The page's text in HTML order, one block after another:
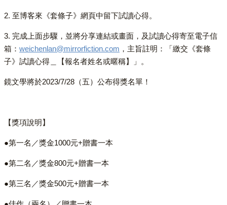
2. 至博客來《套條子》網頁中留下試讀心得。
3. 完成上面步驟，並將分享連結或畫面，及試讀心得寄至電子信
箱： weichenlan@mirrorfiction.com ，主旨註明：「繳交《套條
子》試讀心得＿【報名者姓名或暱稱】」。
鏡文學將於2023/7/28（五）公布得獎名單！
【獎項說明】
●第一名／獎金1000元+贈書一本
●第二名／獎金800元+贈書一本
●第三名／獎金500元+贈書一本